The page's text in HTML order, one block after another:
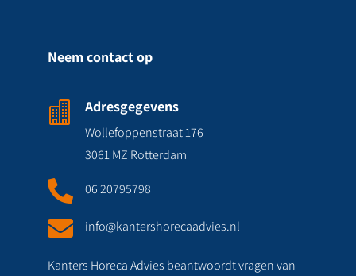
Neem contact op
 Adresgegevens
Wollefoppenstraat 176
3061 MZ Rotterdam
 06 20795798
 info@kantershorecaadvies.nl
Kanters Horeca Advies beantwoordt vragen van